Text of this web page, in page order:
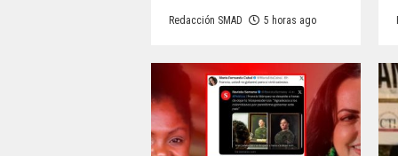
Redacción SMAD 5 horas ago